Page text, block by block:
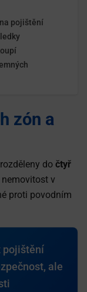
pojištění
zón a
do čtyř
v
proti povodním
pojištění
ale